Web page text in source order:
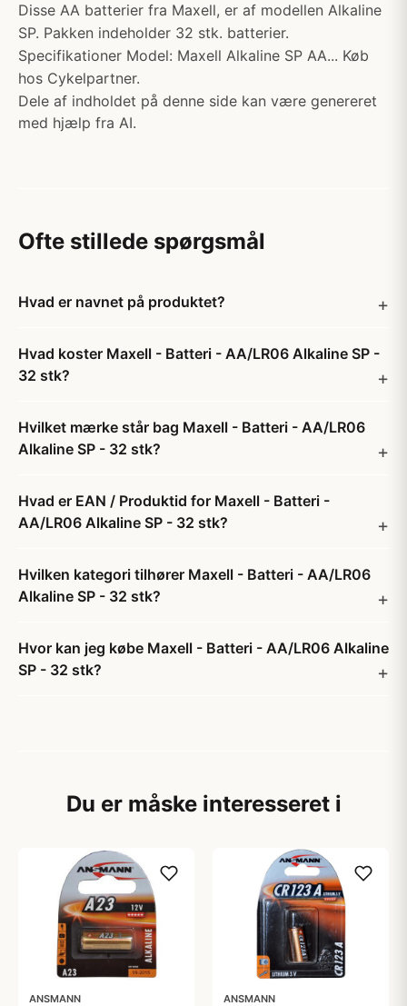
Disse AA batterier fra Maxell, er af modellen Alkaline
SP. Pakken indeholder 32 stk. batterier.
Specifikationer Model: Maxell Alkaline SP AA... Køb
hos Cykelpartner.
Dele af indholdet på denne side kan være genereret
med hjælp fra AI.
Ofte stillede spørgsmål
Hvad er navnet på produktet?
Hvad koster Maxell - Batteri - AA/LR06 Alkaline SP -
32 stk?
Hvilket mærke står bag Maxell - Batteri - AA/LR06
Alkaline SP - 32 stk?
Hvad er EAN / Produktid for Maxell - Batteri -
AA/LR06 Alkaline SP - 32 stk?
Hvilken kategori tilhører Maxell - Batteri - AA/LR06
Alkaline SP - 32 stk?
Hvor kan jeg købe Maxell - Batteri - AA/LR06 Alkaline
SP - 32 stk?
Du er måske interesseret i
ANSMANN ANSMANN